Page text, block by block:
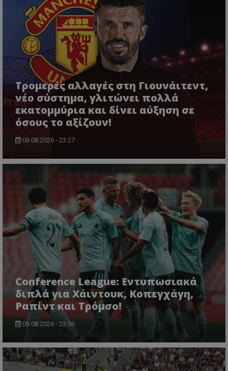
Τρομερές αλλαγές στη Γιουνάιτεντ,
νέο σύστημα, γλιτώνει πολλά
εκατομμύρια και δίνει αύξηση σε
όσους το αξίζουν!
06.08.2026 - 23:27
Conference League: Εντυπωσιακά
διπλά για Χάιντουκ, Κοπεγχάγη,
Ραπίντ και Τρόμσο!
06.08.2026 - 23:06